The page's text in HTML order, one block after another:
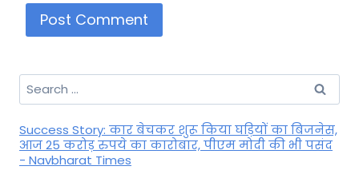
Search
for:
Success Story: कार बेचकर शुरू किया घड़ियों का बिजनेस,
आज 25 करोड़ रुपये का कारोबार, पीएम मोदी की भी पसंद
- Navbharat Times